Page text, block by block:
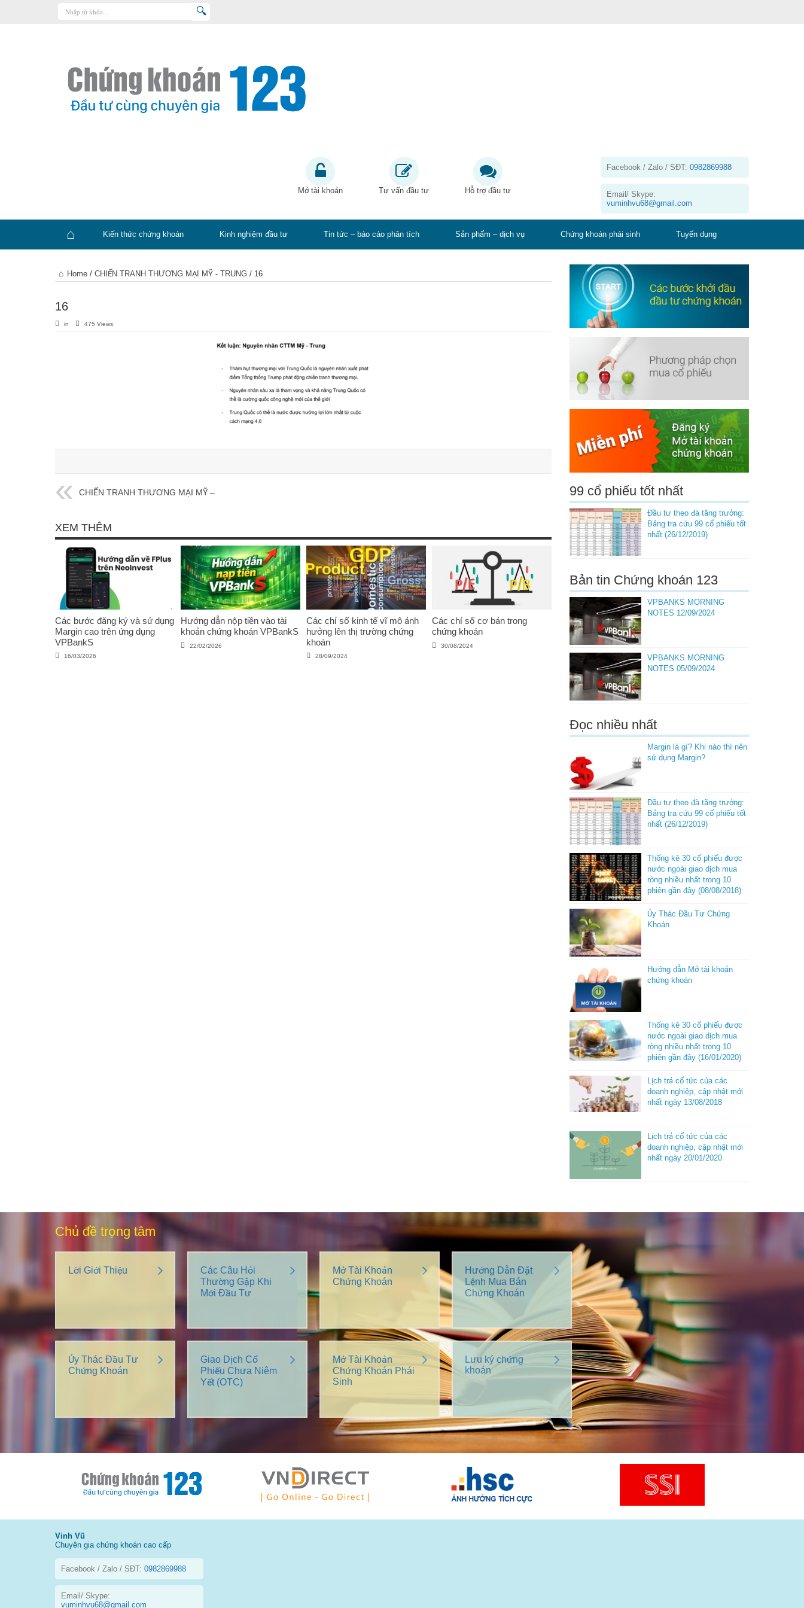
Kiến thức chứng khoán
Kinh nghiệm đầu tư
Tin tức – báo cáo phân tích
Mở tài khoản Tư vấn đầu tư Hỗ trợ đầu tư
Facebook / Zalo / SĐT: 0982869988
Email/ Skype:
vuminhvu68@gmail.com
Trang
chủ
Kiến thức chứng khoán Kinh nghiệm đầu tư Tin tức – báo cáo phân tích Sản phẩm – dịch vụ Chứng khoán phái sinh Tuyển dụng
Home / CHIẾN TRANH THƯƠNG MẠI MỸ - TRUNG / 16
16
in 475 Views
CHIẾN TRANH THƯƠNG MẠI MỸ –
XEM THÊM
Các bước đăng ký và sử dụng
Margin cao trên ứng dụng
VPBankS
16/03/2026
Hướng dẫn nộp tiền vào tài
khoản chứng khoán VPBankS
22/02/2026
Các chỉ số kinh tế vĩ mô ảnh
hưởng lên thị trường chứng
khoán
28/09/2024
Các chỉ số cơ bản trong
chứng khoán
30/08/2024
99 cổ phiếu tốt nhất
Đầu tư theo đà tăng trưởng:
Bảng tra cứu 99 cổ phiếu tốt
nhất (26/12/2019)
Bản tin Chứng khoán 123
VPBANKS MORNING
NOTES 12/09/2024
VPBANKS MORNING
NOTES 05/09/2024
Đọc nhiều nhất
Margin là gì? Khi nào thì nên
sử dụng Margin?
Đầu tư theo đà tăng trưởng:
Bảng tra cứu 99 cổ phiếu tốt
nhất (26/12/2019)
Thống kê 30 cổ phiếu được
nước ngoài giao dịch mua
ròng nhiều nhất trong 10
phiên gần đây (08/08/2018)
Ủy Thác Đầu Tư Chứng
Khoán
Hướng dẫn Mở tài khoản
chứng khoán
Thống kê 30 cổ phiếu được
nước ngoài giao dịch mua
ròng nhiều nhất trong 10
phiên gần đây (16/01/2020)
Lịch trả cổ tức của các
doanh nghiệp, cập nhật mới
nhất ngày 13/08/2018
Lịch trả cổ tức của các
doanh nghiệp, cập nhật mới
nhất ngày 20/01/2020
Chủ đề trọng tâm
Lời Giới Thiệu
Các Câu Hỏi
Thường Gặp Khi
Mới Đầu Tư
Mở Tài Khoản
Chứng Khoán
Hướng Dẫn Đặt
Lệnh Mua Bán
Chứng Khoán
Ủy Thác Đầu Tư
Chứng Khoán
Giao Dịch Cổ
Phiếu Chưa Niêm
Yết (OTC)
Mở Tài Khoản
Chứng Khoán Phái
Sinh
Lưu ký chứng
khoán
Vinh Vũ
Chuyên gia chứng khoán cao cấp
Facebook / Zalo / SĐT: 0982869988
Email/ Skype:
vuminhvu68@gmail.com